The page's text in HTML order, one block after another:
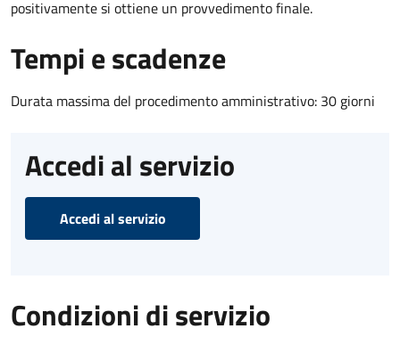
positivamente si ottiene un provvedimento finale.
Tempi e scadenze
Durata massima del procedimento amministrativo: 30 giorni
Accedi al servizio
Accedi al servizio
Condizioni di servizio